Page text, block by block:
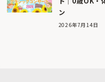
ン
2026年7月14日